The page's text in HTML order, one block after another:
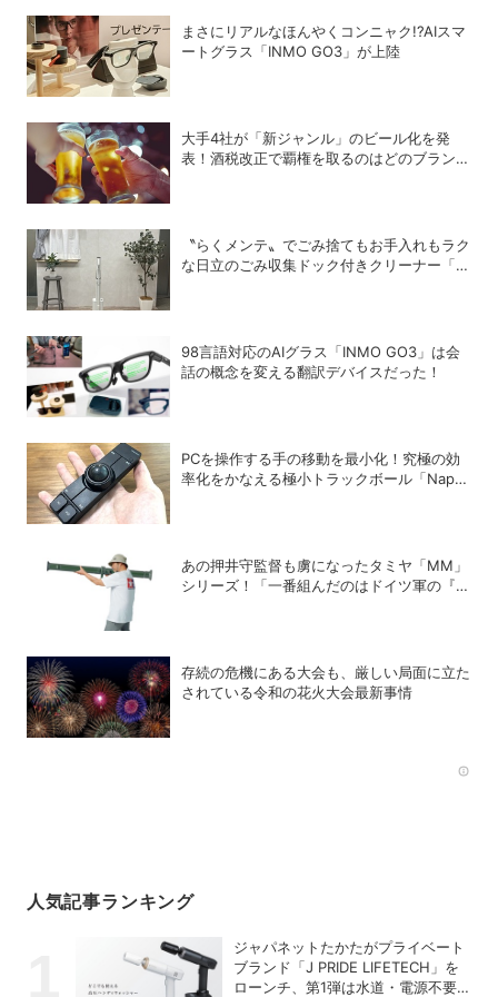
まさにリアルなほんやくコンニャク!?AIスマ
ートグラス「INMO GO3」が上陸
大手4社が「新ジャンル」のビール化を発
表！酒税改正で覇権を取るのはどのブランド
〝らくメンテ〟でごみ捨てもお手入れもラク
な日立のごみ収集ドック付きクリーナー「ら
98言語対応のAIグラス「INMO GO3」は会
話の概念を変える翻訳デバイスだった！
PCを操作する手の移動を最小化！究極の効
率化をかなえる極小トラックボール「Nape
あの押井守監督も虜になったタミヤ「MM」
シリーズ！「一番組んだのはドイツ軍の『IV
存続の危機にある大会も、厳しい局面に立た
されている令和の花火大会最新事情
人気記事ランキング
ジャパネットたかたがプライベート
ブランド「J PRIDE LIFETECH」を
ローンチ、第1弾は水道・電源不要